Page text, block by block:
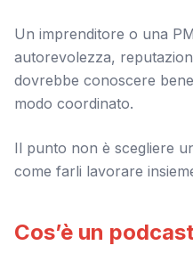
Un imprenditore o una
autorevolezza,
dovrebbe conoscere
modo coordinato.
Il punto non è scegliere
come farli lavorare
Cos’è un